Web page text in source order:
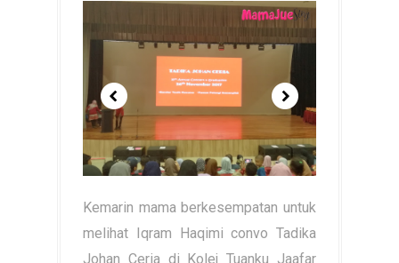
Kemarin mama berkesempatan untuk
melihat Iqram Haqimi convo Tadika
Johan Ceria di Kolej Tuanku Jaafar